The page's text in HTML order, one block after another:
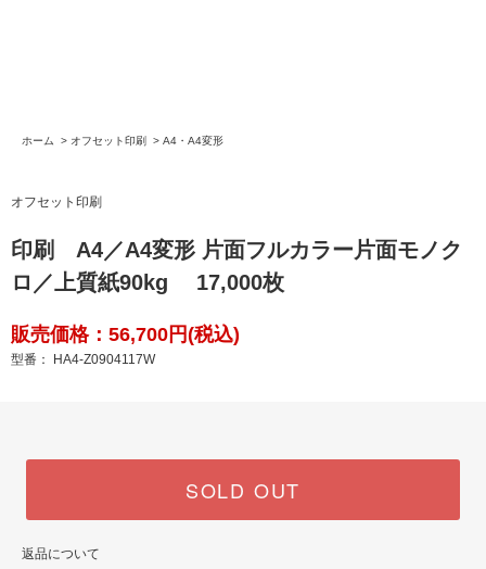
ホーム > オフセット印刷 > A4・A4変形
オフセット印刷
印刷 A4／A4変形 片面フルカラー片面モノク
ロ／上質紙90kg 17,000枚
販売価格：56,700円(税込)
型番： HA4-Z0904117W
SOLD OUT
返品について